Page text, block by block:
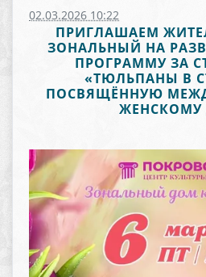
02.03.2026 10:22
ПРИГЛАШАЕМ
ЗОНАЛЬНЫЙ НА
ПРОГРАММУ ЗА
«ТЮЛЬПАНЫ В
ПОСВЯЩЁННУЮ